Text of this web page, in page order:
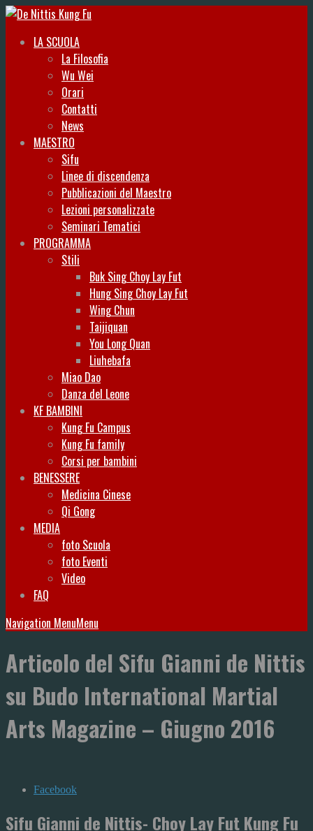
LA SCUOLA
La Filosofia
Wu Wei
Orari
Contatti
News
MAESTRO
Sifu
Linee di discendenza
Pubblicazioni del Maestro
Lezioni personalizzate
Seminari Tematici
PROGRAMMA
Stili
Buk Sing Choy Lay Fut
Hung Sing Choy Lay Fut
Wing Chun
Taijiquan
You Long Quan
Liuhebafa
Miao Dao
Danza del Leone
KF BAMBINI
Kung Fu Campus
Kung Fu family
Corsi per bambini
BENESSERE
Medicina Cinese
Qi Gong
MEDIA
foto Scuola
foto Eventi
Video
FAQ
Navigation MenuMenu
Articolo del Sifu Gianni de Nittis
su Budo International Martial
Arts Magazine – Giugno 2016
Facebook
Sifu Gianni de Nittis- Choy Lay Fut Kung Fu